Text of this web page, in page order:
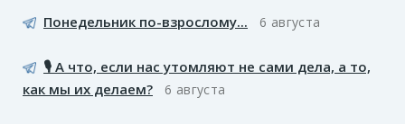
Понедельник по-взрослому... 6 августа
🎙️ А что, если нас утомляют не сами дела, а то,
как мы их делаем?
6 августа